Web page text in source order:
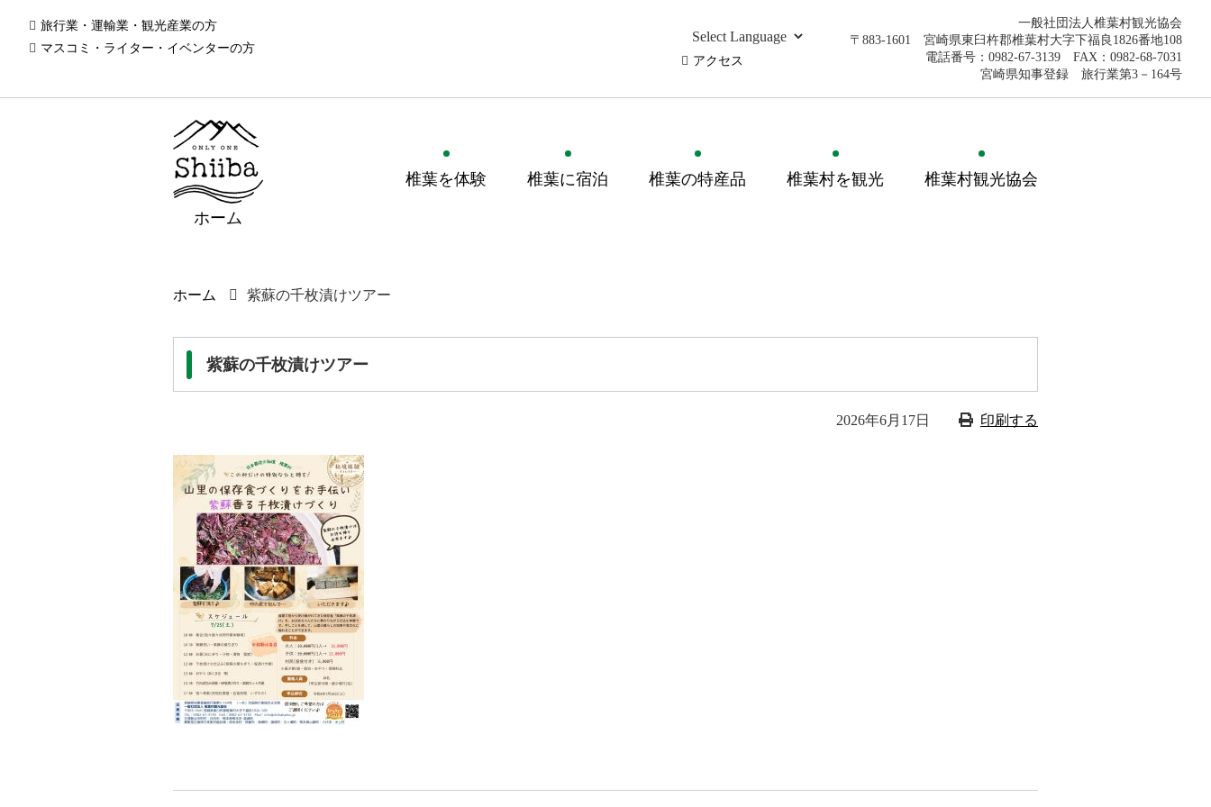
旅行業・運輸業・観光産業の方
マスコミ・ライター・イベンターの方
アクセス
一般社団法人椎葉村観光協会
〒883-1601 宮崎県東臼杵郡椎葉村大字下福良1826番地108
電話番号：0982-67-3139 FAX：0982-68-7031
宮崎県知事登録 旅行業第3－164号
ホーム
椎葉を体験 椎葉に宿泊 椎葉の特産品 椎葉村を観光 椎葉村観光協会
ホーム 紫蘇の千枚漬けツアー
紫蘇の千枚漬けツアー
2026年6月17日 印刷する